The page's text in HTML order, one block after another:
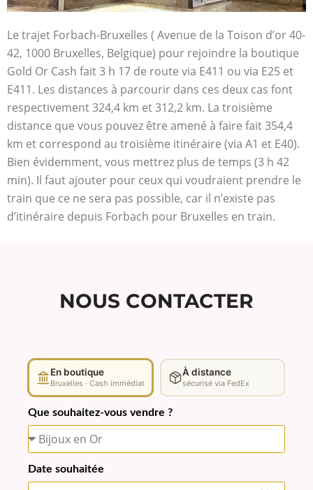
Le trajet Forbach-Bruxelles ( Avenue de la Toison d’or 40-
42, 1000 Bruxelles, Belgique) pour rejoindre la boutique
Gold Or Cash fait 3 h 17 de route via E411 ou via E25 et
E411. Les distances à parcourir dans ces deux cas font
respectivement 324,4 km et 312,2 km. La troisième
distance que vous pouvez être amené à faire fait 354,4
km et correspond au troisième itinéraire (via A1 et E40).
Bien évidemment, vous mettrez plus de temps (3 h 42
min). Il faut ajouter pour ceux qui voudraient prendre le
train que ce ne sera pas possible, car il n’existe pas
d’itinéraire depuis Forbach pour Bruxelles en train.
NOUS CONTACTER
En boutique
Bruxelles · Cash immédiat
À distance
sécurisé via FedEx
Que souhaitez-vous vendre ?
Date souhaitée